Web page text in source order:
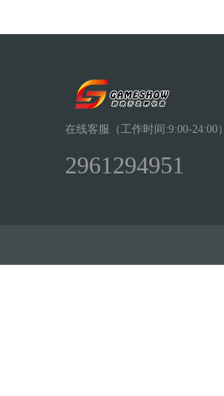
在线客服（工作时间:9:00-24:00）
2961294951